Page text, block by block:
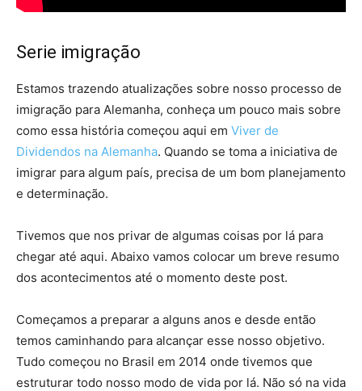
Serie imigração
Estamos trazendo atualizações sobre nosso processo de
imigração para Alemanha, conheça um pouco mais sobre
como essa história começou aqui em Viver de
Dividendos na Alemanha. Quando se toma a iniciativa de
imigrar para algum país, precisa de um bom planejamento
e determinação.
Tivemos que nos privar de algumas coisas por lá para
chegar até aqui. Abaixo vamos colocar um breve resumo
dos acontecimentos até o momento deste post.
Começamos a preparar a alguns anos e desde então
temos caminhando para alcançar esse nosso objetivo.
Tudo começou no Brasil em 2014 onde tivemos que
estruturar todo nosso modo de vida por lá. Não só na vida